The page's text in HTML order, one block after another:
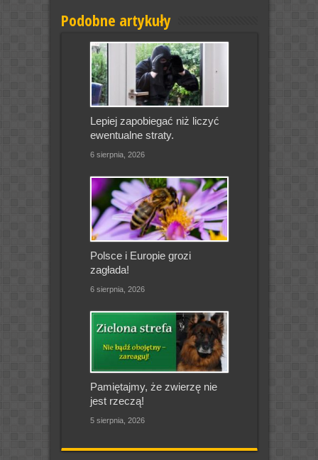
Podobne artykuły
Lepiej zapobiegać niż liczyć
ewentualne straty.
6 sierpnia, 2026
Polsce i Europie grozi
zagłada!
6 sierpnia, 2026
Pamiętajmy, że zwierzę nie
jest rzeczą!
5 sierpnia, 2026